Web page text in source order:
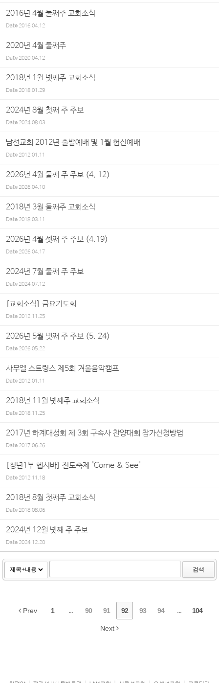
2016년 4월 둘째주 교회소식
Date2016.04.12
2020년 4월 둘째주
Date2020.04.12
2018년 1월 넷째주 교회소식
Date2018.01.29
2024년 8월 첫째 주 주보
Date2024.08.03
남선교회 2012년 출발예배 및 1월 헌신예배
Date2012.01.11
2026년 4월 둘째 주 주보 (4. 12)
Date2026.04.10
2018년 3월 둘째주 교회소식
Date2018.03.11
2026년 4월 셋째 주 주보 (4.19)
Date2026.04.17
2024년 7월 둘째 주 주보
Date2024.07.12
[교회소식] 금요기도회
Date2012.11.25
2026년 5월 넷째 주 주보 (5. 24)
Date2026.05.22
사무엘 스트링스 제5회 겨울음악캠프
Date2012.01.11
2018년 11월 넷째주 교회소식
Date2018.11.25
2017년 하계대성회 제 3회 구속사 찬양대회 참가신청방법
Date2017.06.26
[청년1부 헵시바] 전도축제 "Come & See"
Date2012.11.18
2018년 8월 첫째주 교회소식
Date2018.08.06
2024년 12월 넷째 주 주보
Date2024.12.20
검색
Prev 1 ... 90 91 92 93 94 ... 104
Next